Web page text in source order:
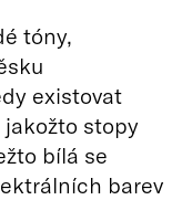
tóny,
existovat
stopy
bílá se
barev